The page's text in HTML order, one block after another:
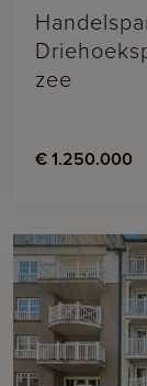
zee
€ 1.250.000